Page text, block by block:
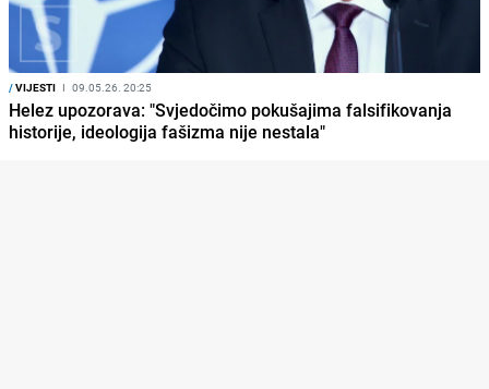
/VIJESTI I 09.05.26. 20:25
Helez upozorava: "Svjedočimo pokušajima falsifikovanja
historije, ideologija fašizma nije nestala"